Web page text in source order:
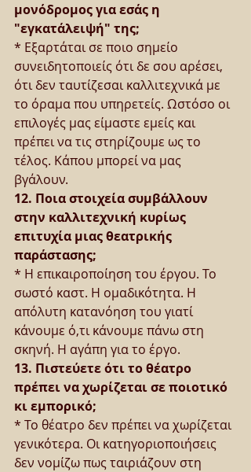
μονόδρομος για εσάς η
"εγκατάλειψή" της;
* Εξαρτάται σε ποιο σημείο
συνειδητοποιείς ότι δε σου αρέσει,
ότι δεν ταυτίζεσαι καλλιτεχνικά με
το όραμα που υπηρετείς. Ωστόσο οι
επιλογές μας είμαστε εμείς και
πρέπει να τις στηρίζουμε ως το
τέλος. Κάπου μπορεί να μας
βγάλουν.
12. Ποια στοιχεία συμβάλλουν
στην καλλιτεχνική κυρίως
επιτυχία μιας θεατρικής
παράστασης;
* Η επικαιροποίηση του έργου. Το
σωστό καστ. Η ομαδικότητα. Η
απόλυτη κατανόηση του γιατί
κάνουμε ό,τι κάνουμε πάνω στη
σκηνή. Η αγάπη για το έργο.
13. Πιστεύετε ότι το θέατρο
πρέπει να χωρίζεται σε ποιοτικό
κι εμπορικό;
* Το θέατρο δεν πρέπει να χωρίζεται
γενικότερα. Οι κατηγοριοποιήσεις
δεν νομίζω πως ταιριάζουν στη